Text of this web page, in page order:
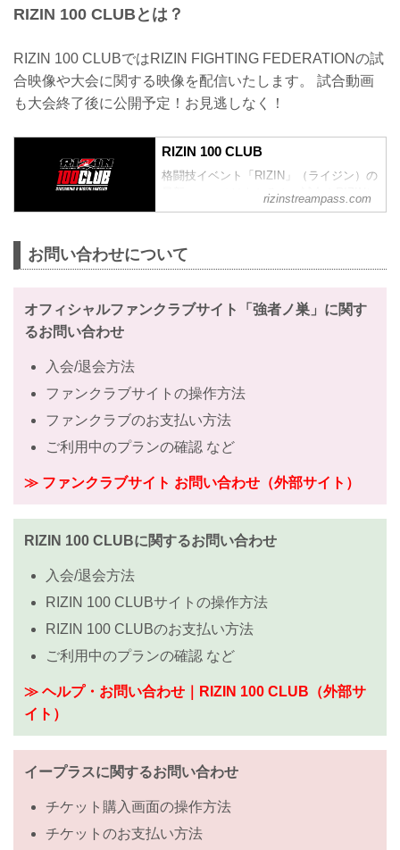
RIZIN 100 CLUBとは？
RIZIN 100 CLUBではRIZIN FIGHTING FEDERATIONの試
合映像や大会に関する映像を配信いたします。 試合動画
も大会終了後に公開予定！お見逃しなく！
RIZIN 100 CLUB
格闘技イベント「RIZIN」（ライジン）の
最新ニュースはもちろん、試合やRIZINに
まつわる動画を網羅！
rizinstreampass.com
お問い合わせについて
オフィシャルファンクラブサイト「強者ノ巣」に関す
るお問い合わせ
入会/退会方法
ファンクラブサイトの操作方法
ファンクラブのお支払い方法
ご利用中のプランの確認 など
≫ ファンクラブサイト お問い合わせ（外部サイト）
RIZIN 100 CLUBに関するお問い合わせ
入会/退会方法
RIZIN 100 CLUBサイトの操作方法
RIZIN 100 CLUBのお支払い方法
ご利用中のプランの確認 など
≫ ヘルプ・お問い合わせ｜RIZIN 100 CLUB（外部サ
イト）
イープラスに関するお問い合わせ
チケット購入画面の操作方法
チケットのお支払い方法